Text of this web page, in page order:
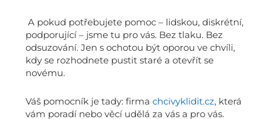
A pokud potřebujete pomoc – lidskou, diskrétní,
podporující – jsme tu pro vás. Bez tlaku. Bez
odsuzování. Jen s ochotou být oporou ve chvíli,
kdy se rozhodnete pustit staré a otevřít se
novému.
Váš pomocník je tady: firmachcivyklidit.cz, která
vám poradí nebo věcí udělá za vás a pro vás.